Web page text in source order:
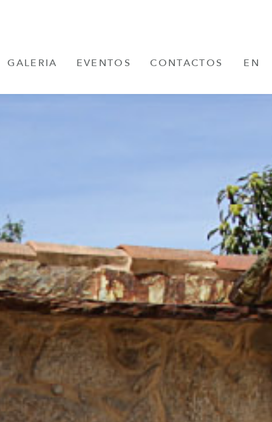
GALERIA EVENTOS CONTACTOS
EN